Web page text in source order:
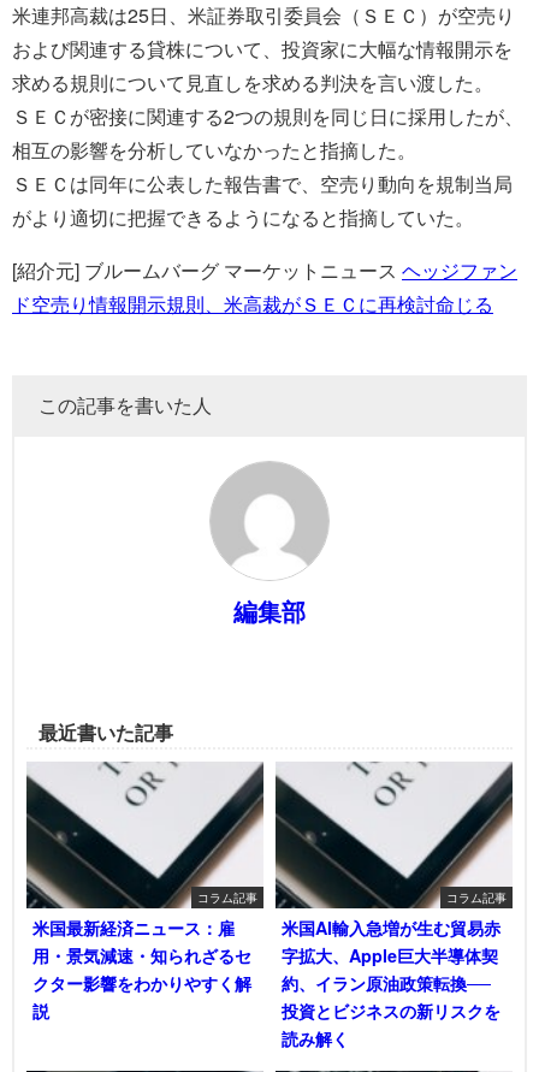
米連邦高裁は25日、米証券取引委員会（ＳＥＣ）が空売り
および関連する貸株について、投資家に大幅な情報開示を
求める規則について見直しを求める判決を言い渡した。
ＳＥＣが密接に関連する2つの規則を同じ日に採用したが、
相互の影響を分析していなかったと指摘した。
ＳＥＣは同年に公表した報告書で、空売り動向を規制当局
がより適切に把握できるようになると指摘していた。
[紹介元] ブルームバーグ マーケットニュース ヘッジファン
ド空売り情報開示規則、米高裁がＳＥＣに再検討命じる
この記事を書いた人
編集部
最近書いた記事
コラム記事
米国最新経済ニュース：雇
用・景気減速・知られざるセ
クター影響をわかりやすく解
説
コラム記事
米国AI輸入急増が生む貿易赤
字拡大、Apple巨大半導体契
約、イラン原油政策転換──
投資とビジネスの新リスクを
読み解く